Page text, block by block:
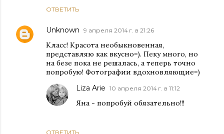
ОТВЕТИТЬ
Unknown 9 апреля 2014 г. в 21:26
Класс! Красота необыкновенная,
представляю как вкусно=). Пеку много, но
на безе пока не решалась, а теперь точно
попробую! Фотографии вдохновляющие=)
ОТВЕТИТЬ
Liza Arie 10 апреля 2014 г. в 11:12
Яна - попробуй обязательно!!!